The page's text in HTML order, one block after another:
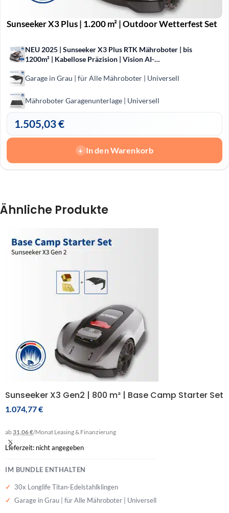
Sunseeker X3 Plus | 1.200 m² | Outdoor Wetterfest Set
NEU 2025 | Sunseeker X3 Plus RTK Mähroboter | bis
1200m² | Kabellose Präzision | Vision AI-
Garage in Grau | für Alle Mähroboter | Universell
Mähroboter Garagenunterlage | Universell
1.505,03€
+ In den Warenkorb
Ähnliche Produkte
Sunseeker X3 Gen2 | 800 m² | Base Camp Starter Set
1.074,77€
ab 31,06 €/Monat Leasing & Finanzierung
Lieferzeit: nicht angegeben
IM BUNDLE ENTHALTEN
30x Longlife Titan-Edelstahlklingen
Garage in Grau | für Alle Mähroboter | Universell